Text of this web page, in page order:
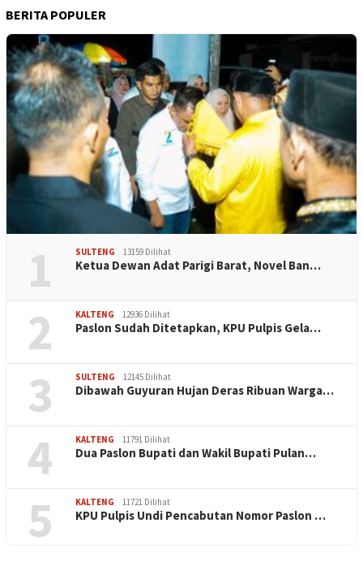
BERITA POPULER
1 SULTENG 13159 Dilihat
Ketua Dewan Adat Parigi Barat, Novel Ban…
2 KALTENG 12936 Dilihat
Paslon Sudah Ditetapkan, KPU Pulpis Gela…
3 SULTENG 12145 Dilihat
Dibawah Guyuran Hujan Deras Ribuan Warga…
4 KALTENG 11791 Dilihat
Dua Paslon Bupati dan Wakil Bupati Pulan…
5 KALTENG 11721 Dilihat
KPU Pulpis Undi Pencabutan Nomor Paslon …